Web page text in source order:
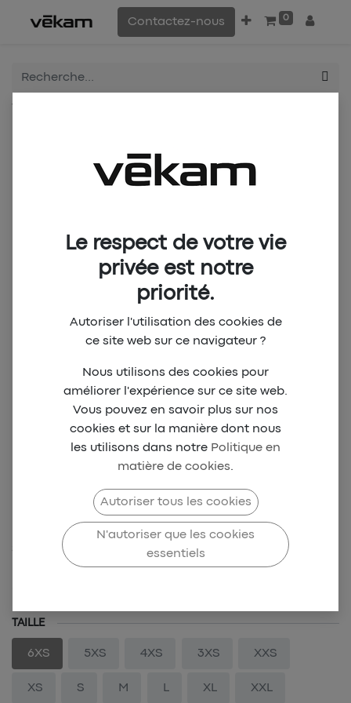
0
Contactez-nous
BCD New Game Short F
- Vert
SKU-BCD-0034
TAILLE
6XS 5XS 4XS 3XS XXS
XS S M L XL XXL
Le respect de votre vie
privée est notre
priorité.
Autoriser l'utilisation des cookies de
ce site web sur ce navigateur ?
Nous utilisons des cookies pour
améliorer l'expérience sur ce site web.
Vous pouvez en savoir plus sur nos
cookies et sur la manière dont nous
les utilisons dans notre Politique en
matière de cookies
Autoriser tous les cookies
N'autoriser que les cookies
essentiels